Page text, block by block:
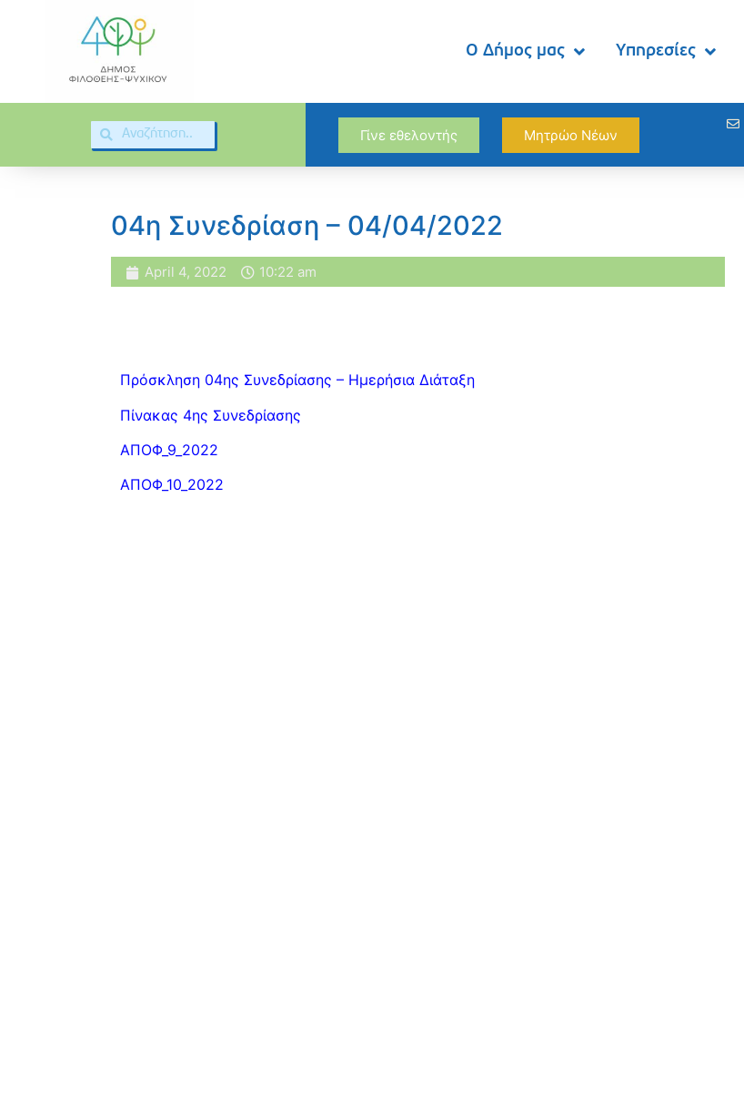
Ο Δήμος μας Υπηρεσίες
Γίνε εθελοντής Μητρώο Νέων
04η Συνεδρίαση – 04/04/2022
April 4, 2022 10:22 am
Πρόσκληση 04ης Συνεδρίασης – Ημερήσια Διάταξη
Πίνακας 4ης Συνεδρίασης
ΑΠΟΦ_9_2022
ΑΠΟΦ_10_2022